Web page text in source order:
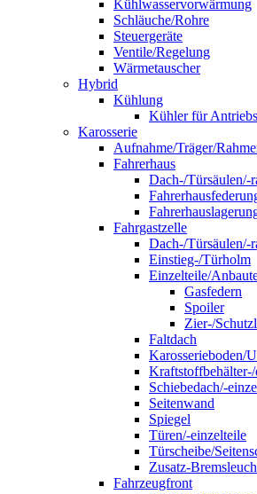
Kühlwasservorwärmung
Schläuche/Rohre
Steuergeräte
Ventile/Regelung
Wärmetauscher
Hybrid
Kühlung
Kühler für
Karosserie
Aufnahme/Träger/
Fahrerhaus
Dach-/Türsäulen/-
Fahrgastzelle
Dach-/Türsäulen/-
Einstieg-/Türholm
Einzelteile/
Gasfedern
Spoiler
Zier-/
Faltdach
Karosserieboden/
Schiebedach/-
Seitenwand
Spiegel
Türen/-einzelteile
Türscheibe/
Zusatz-
Fahrzeugfront